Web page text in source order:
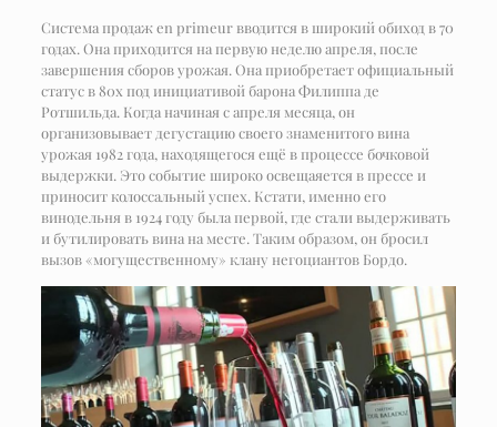
Система продаж en primeur вводится в широкий обиход в 70
годах. Она приходится на первую неделю апреля, после
завершения сборов урожая. Она приобретает официальный
статус в 80х под инициативой барона Филиппа де
Ротшильда. Когда начиная с апреля месяца, он
организовывает дегустацию своего знаменитого вина
урожая 1982 года, находящегося ещё в процессе бочковой
выдержки. Это событие широко освещаяется в прессе и
приносит колоссальный успех. Кстати, именно его
винодельня в 1924 году была первой, где стали выдерживать
и бутилировать вина на месте. Таким образом, он бросил
вызов «могущественному» клану негоциантов Бордо.